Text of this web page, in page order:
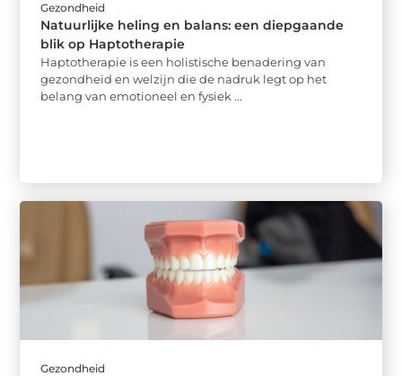
Gezondheid
Natuurlijke heling en balans: een diepgaande
blik op Haptotherapie
Haptotherapie is een holistische benadering van
gezondheid en welzijn die de nadruk legt op het
belang van emotioneel en fysiek ...
Gezondheid